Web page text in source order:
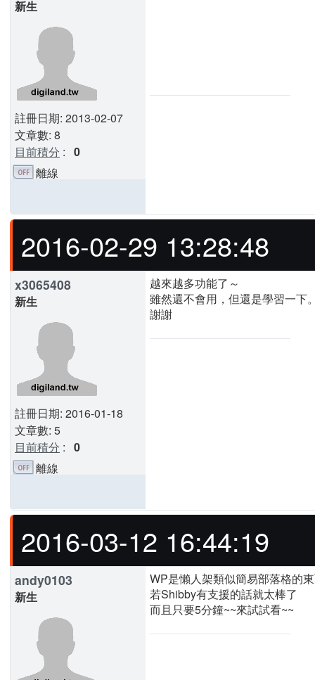
新生
註冊日期: 2013-02-07
文章數: 8
目前積分 : 0
離線
2016-02-29 13:28:48
x3065408
新生
註冊日期: 2016-01-18
文章數: 5
目前積分 : 0
越來越多功能了～
雖然還不會用，但還是學習一下
謝謝
離線
2016-03-12 16:44:19
andy0103
新生
WP是懶人架類似簡易部落格的
若Shibby有支援的話就太棒了
而且只要5分鐘~~來試試看~~